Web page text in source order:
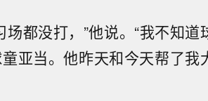
都没打，”他说。“我不知道
亚当。他昨天和今天帮了我